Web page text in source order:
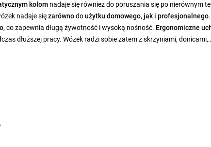
kołom nadaje się również do poruszania się po nierównym
nadaje sięzarównodoużytku domowego, jak i profesjonalnego.
, co zapewnia długą żywotność i wysoką nośność. Ergonomiczne
dłuższej pracy. Wózek radzi sobie zatem z skrzyniami, donicami,